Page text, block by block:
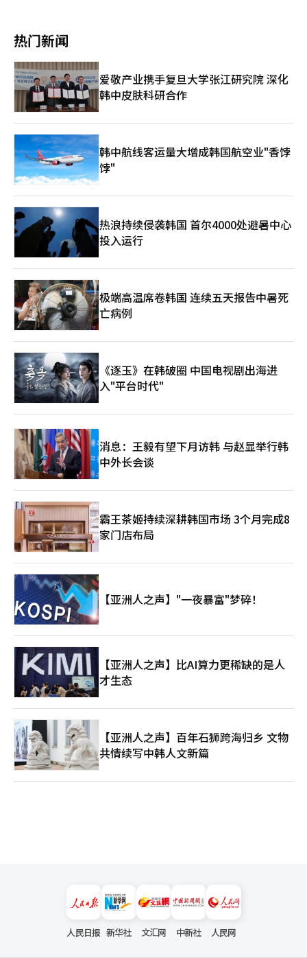
在对AI喊出“这次不同”。如果是坦普尔顿，他可能会承认AI革命
伦·巴菲特（Warren Buffett）也会提出类似但略有不同的问
题：“那家公司在十年后还能像现在一样赚钱吗？”巴菲特关注的
是现金流、垄断力和管理层的资本配置能力，而非技术本身。因
此，他在科技股投资上持谨慎态度，但对苹果进行了长期投资，因
和AI热潮强劲的情况下，任何人都可能看起来像天才。然而，当利
率波动、能源价格飙升和经济放缓时，真正具备竞争力的公司与泡
沫公司的差距将显现。 实际上，历史上所有技术革命都表现出类
似的模式。铁路革命、汽车革命、互联网革命在初期都经历了巨大
的投资热潮，但最终的赢家只有极少数公司。其余的则消失了。最
终，重要的不是“AI是否改变世界”，而是“谁能在变化中生存下
来”。 在这里，东方的经典提供了惊人的洞察。老子在《道德
经》中说：“满则溢，锐则不长。”在另一段中，他警告道：“过
于锋利的刀无法长久保存。”市场总是会在过度时崩溃。人类的欲
望在不受节制时会自我制造崩溃的种子。 而《周易》则阐述了变
会发生，变化才能开辟出道路，而道路一旦开辟，才能长久。 当
今世界经济正站在变化的门槛上。AI有可能革命性地提升人类生产
力。然而，同时，能源短缺、地缘政治、金融泡沫和霸权竞争等巨
大阴影也在不断扩大。尤其是美国和中国之间的AI霸权战争不仅仅
是产业竞争，而是半导体、能源、数据、军事力量和金融体系结合
的新冷战。 在这个过程中，韩国的地位绝非微不足道。三星电子
和SK海力士正处于全球AI供应链的核心。随着全球向AI迈进，韩国
半导体的战略价值有望进一步提升。然而，韩国也必须保持警惕。
如果所有产业结构都沉迷于半导体超级周期的幻想中，风险将加
大。如果无法同时确保产业生态的多样性、能源安全和金融稳定，
最终将不可避免地受到外部冲击的影响。 最终，市场是人类文明
的镜子。贪婪与恐惧、创新与幻想、技术与欲望交织在一起。当前
的半导体热潮无疑是时代变革的信号，但同时也是人类群体心理所
产生的危险热度。 约翰·坦普尔顿可能会这样说：“当人群欢呼
时要保持冷静。”沃伦·巴菲特可能会补充道：“即使是好公司，
买得太贵也会变成坏投资。”而东方古老的经典则静静地低
而更可能是刚刚开始。然而，伟大的时代越是需要更深刻的节制与
洞察。真正的高手在热潮中也不会失去中心。这是华尔街历史反复
证明的残酷真理。
也在增加。博通正是掌握这一领域的企业，虽然不显眼，却在AI时
心脏。先进的2纳米工艺被视为现代工业文明的核心技术。美国和
中国对台湾问题的敏感性，最终也源于台积电。失去先进半导体生
产能力，全球经济将面临严重混乱。台积电不仅是一家企业，更是
地缘政治战略资产。⑧ 脸书（Meta Platforms）尽管面临元宇宙
失败的争议，Meta仍通过广告和AI推荐算法实现了复苏。
Facebook、Instagram和WhatsApp仍是全球最大的人类网络。
基于AI的广告效率愈发增强，Meta是最能吸引人类关注和时间的
企业之一。⑨ 特斯拉特斯拉不仅是一家汽车公司。它是一家结合
自动驾驶、能源存储和机器人技术的未来科技公司。尽管电动车市
场竞争激烈，特斯拉在软件和数据方面仍保持强大的竞争力。尤其
是完全自动驾驶（FSD）技术具有改变汽车产业结构的潜力。⑩ 礼
来公司礼来公司通过肥胖治疗药物的革命改变了全球制药产业的格
局。肥胖不仅是体型问题，更是与糖尿病、心血管疾病和各种慢性
病相关的现代文明核心疾病。肥胖治疗市场未来有可能达到数万亿
规模。生物技术正逐渐成为与半导体同样重要的战略产业。⑪ 三
体、智能手机、显示器和家电产业的全球企业。尤其在AI时代，
HBM和先进封装的竞争力再次受到关注。三星电子市值突破1万亿
美元不仅是企业成长的象征，更是韩国产业竞争力的标志性事件。
⑫ 伯克希尔哈撒韦伯克希尔哈撒韦是沃伦·巴菲特投资哲学的象
征。重视长期价值和现金流的经营方式在全球金融市场仍然具有重
大影响力。在AI热潮中，稳定价值投资的重要性得到了体现。⑬ 沃
尔玛沃尔玛展示了传统零售企业如何通过数字创新生存。AI物流和
供应链创新、数据驱动的库存管理系统使沃尔玛重新回到增长轨
道。零售仍然是人类生活的基本产业。⑭ 沙特阿美沙特阿美仍然
是全球最大的能源企业之一。然而，全球资本如今更看重AI和半导
体的价值。尽管如此，能源仍然是工业文明的基础，中东的地缘政
核心。它在全球利率、美元流动和投资银行业务中发挥着巨大影响
力。在AI时代，金融仍然是资本配置的中心。即使在数字金融创新
的背景下，传统金融机构的力量依然存在。⑯ SK海力士SK海力士
已成为HBM市场的绝对强者。被视为解决AI时代内存瓶颈的关键企
品。SK海力士的迅速崛起展示了韩国半导体产业的新可能性。⑰
VisaVisa是全球支付系统的核心企业。随着数字经济的扩大，支付
网络的价值也在增加。无现金社会的普及使Visa的影响力进一步扩
大，展示了金融基础设施的强大力量。⑱ 埃克森美孚埃克森美孚
是传统能源产业的象征。尽管尝试扩大碳捕集技术和环保业务，但
全球资本的重心正逐渐转向AI和数据产业。尽管如此，能源安全仍
然是国家生存的关键因素。⑲ 腾讯腾讯是中国数字经济的核心企
业。它构建了结合游戏、社交、云计算和金融科技的庞大生态系
统。尽管面临中国政府的监管和经济放缓，腾讯仍保持强大的平台
影响力。⑳ 诺和诺德诺和诺德是糖尿病和肥胖治疗市场的全球强
者。在全球老龄化和肥胖增加的趋势下，持续实现稳定增长。生物
的变化不仅仅是股市的波动。这是人类文明权力转移的地图。过
去，石油和金融推动了全球经济。然而现在，AI、半导体、数据和
生物技术正在决定未来。在这一中心，韩国的半导体产业占据重要
位置。三星电子和SK海力士的崛起不仅是企业成长的体现，更是
韩国依然站在全球工业文明核心的证明。当然，挑战依然严峻。美
中技术霸权竞争愈演愈烈，围绕台湾的地缘政治紧张局势也在加
剧。AI产业的发展速度超乎想象。然而，危机总是伴随着机遇。韩
国虽然是资源匮乏的国家，但凭借技术、教育和制造能力，在全球
工业史上实现了奇迹般的增长。如今，韩国再次迎来了在AI时代跃
升的机会。如果能够将内存半导体、先进制造、电池和生物产业结
合，韩国有望不仅仅是出口国，而是成为AI时代的战略国家。《道
代汽车Ever的机器人相关收入将达到约1.6万亿韩元，毛利润将达
仅为285只，占全部股票（948只）的约30%；约64%的个股反而
录得下跌，其余约6%基本持平。 在此背景下，未布局半导体板块
的个人投资者普遍滋生“错失恐惧”（FOMO）情绪。其中，以融
资买入但所持个股仍在下跌的投资者，所承受的亏损压力尤为突
出。根据行为金融学理论，多数投资者往往在上涨行情临近高位时
最易产生FOMO情绪。值得关注的是，这种情绪并非仅见于空仓投
资者——即便是已持仓获利的投资者，同样难以免疫。 与此同时，
随着KOSPI持续走高，市场参与热情显著升温。韩国股票账户数量
首次突破1.05亿个，较去年年底增加6.9%，新入市个人投资者数
量持续攀升。融资交易规模也随之水涨船高。上月日均融资余额达
33.8万亿韩元，创历史新高。 尤需引起警惕的是，60岁以上投资
者的融资余额已超过8万亿韩元，同比增加逾4万亿韩元，显示杠杆
投资风险正向更广泛人群蔓延，市场上“借贷炒股”的警示之声也
出：“市场专家始终在强调，借钱炒股不可取。股价上涨时看似有
利可图，但一旦行情逆转，可能招致惨重损失。”
热门新闻
爱敬产业携手复旦大学张江研究院 深化
韩中皮肤科研合作
韩中航线客运量大增成韩国航空业"香饽
饽"
热浪持续侵袭韩国 首尔4000处避暑中心
投入运行
极端高温席卷韩国 连续五天报告中暑死
亡病例
《逐玉》在韩破圈 中国电视剧出海进
入"平台时代"
消息：王毅有望下月访韩 与赵显举行韩
中外长会谈
霸王茶姬持续深耕韩国市场 3个月完成8
家门店布局
【亚洲人之声】"一夜暴富"梦碎！
【亚洲人之声】比AI算力更稀缺的是人
才生态
【亚洲人之声】百年石狮跨海归乡 文物
共情续写中韩人文新篇
人民日报 新华社 文汇网 中新社 人民网